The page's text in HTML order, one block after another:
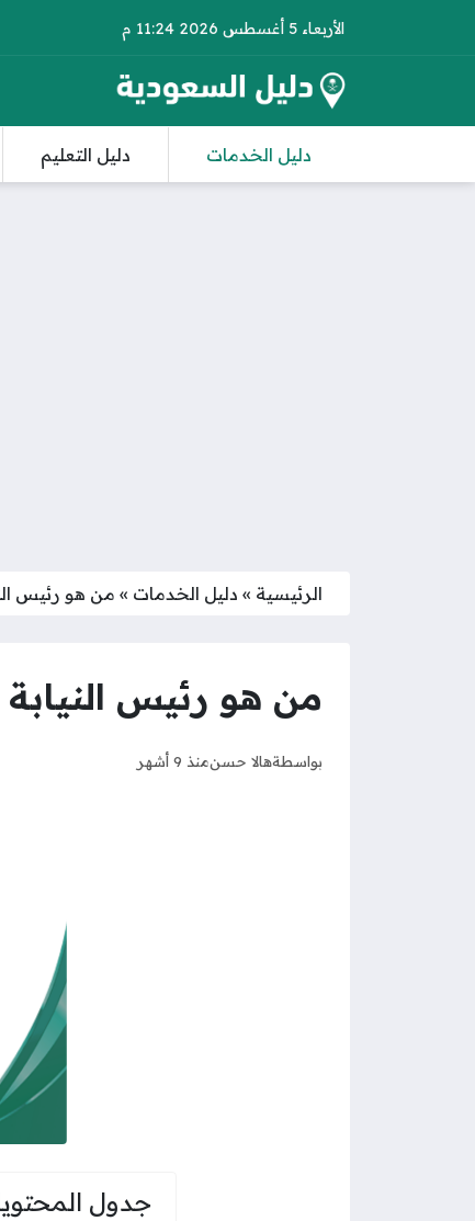
الأربعاء 5 أغسطس 2026 11:24 م
دليل الخدمات دليل التعليم
الرئيسية » دليل الخدمات » من هو رئيس
من هو رئيس النيابة
بواسطةهالا حسنمنذ 9 أشهر
جدول